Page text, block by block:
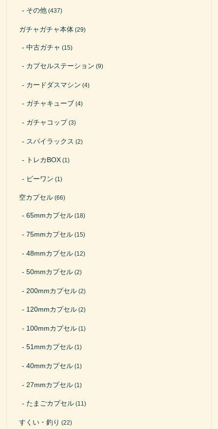
その他 (437)
ガチャガチャ本体 (29)
中古ガチャ (15)
カプセルステーション (9)
カードダスマシン (4)
ガチャキューブ (4)
ガチャコップ(3)
スパイラックス (2)
トレカBOX (1)
ビーワン (1)
空カプセル (66)
65mmカプセル (18)
75mmカプセル (15)
48mmカプセル (12)
50mmカプセル (2)
200mmカプセル (2)
120mmカプセル (2)
100mmカプセル (1)
51mmカプセル (1)
40mmカプセル (1)
27mmカプセル (1)
たまごカプセル (11)
すくい・釣り (22)